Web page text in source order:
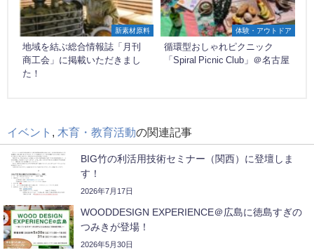
新素材原料
地域を結ぶ総合情報誌「月刊
商工会」に掲載いただきまし
た！
体験・アウトドア
循環型おしゃれピクニック
「Spiral Picnic Club」＠名古屋
イベント , 木育・教育活動の関連記事
BIG竹の利活用技術セミナー（関西）に登壇しま
す！
2026年7月17日
WOODDESIGN EXPERIENCE＠広島に徳島すぎの
つみきが登場！
2026年5月30日